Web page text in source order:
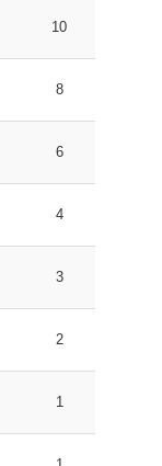
10
8
6
4
3
2
1